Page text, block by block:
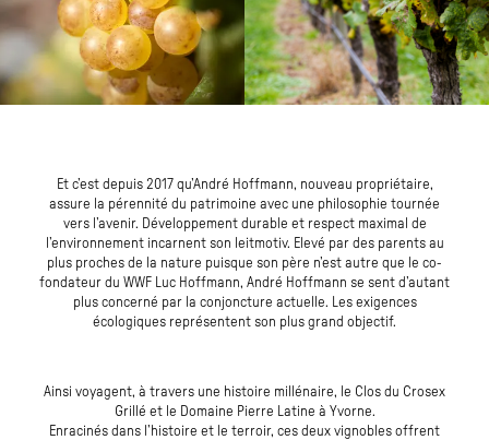
Et c’est depuis 2017 qu’André Hoffmann, nouveau propriétaire,
assure la pérennité du patrimoine avec une philosophie tournée
vers l’avenir. Développement durable et respect maximal de
l’environnement incarnent son leitmotiv. Elevé par des parents au
plus proches de la nature puisque son père n’est autre que le co-
fondateur du WWF Luc Hoffmann, André Hoffmann se sent d’autant
plus concerné par la conjoncture actuelle. Les exigences
écologiques représentent son plus grand objectif.
Ainsi voyagent, à travers une histoire millénaire, le Clos du Crosex
Grillé et le Domaine Pierre Latine à Yvorne.
Enracinés dans l’histoire et le terroir, ces deux vignobles offrent